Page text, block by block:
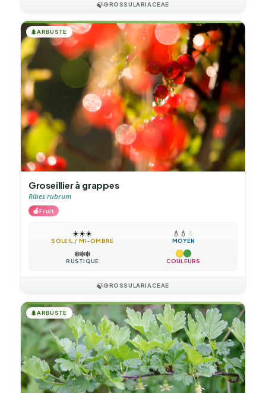
🍃GROSSULARIACEAE
🌲ARBUSTE
Groseillier à grappes
Ribes rubrum
🍎Fruit
☀️☀️☀️
SOLEIL / MI-OMBRE
💧 💧 💧
MOYEN
❄️❄️❄️
RUSTIQUE COULEURS
🍃GROSSULARIACEAE
🌲ARBUSTE